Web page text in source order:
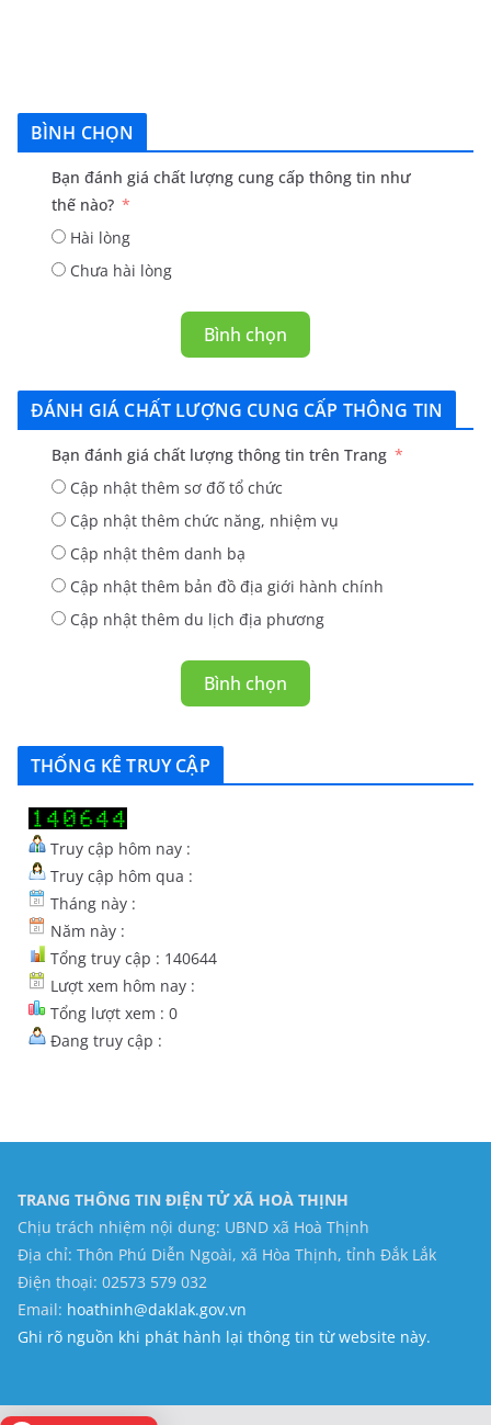
BÌNH CHỌN
Bạn đánh giá chất lượng cung cấp thông tin như
thế nào?
Hài lòng
Chưa hài lòng
Bình chọn
ĐÁNH GIÁ CHẤT LƯỢNG CUNG CẤP THÔNG TIN
Bạn đánh giá chất lượng thông tin trên Trang
Cập nhật thêm sơ đố tổ chức
Cập nhật thêm chức năng, nhiệm vụ
Cập nhật thêm danh bạ
Cập nhật thêm bản đồ địa giới hành chính
Cập nhật thêm du lịch địa phương
Bình chọn
THỐNG KÊ TRUY CẬP
Truy cập hôm nay :
Truy cập hôm qua :
Tháng này :
Năm này :
Tổng truy cập : 140644
Lượt xem hôm nay :
Tổng lượt xem : 0
Đang truy cập :
TRANG THÔNG TIN ĐIỆN TỬ XÃ HOÀ THỊNH
Chịu trách nhiệm nội dung: UBND xã Hoà Thịnh
Địa chỉ: Thôn Phú Diễn Ngoài, xã Hòa Thịnh, tỉnh Đắk Lắk
Điện thoại: 02573 579 032
Email: hoathinh@daklak.gov.vn
Ghi rõ nguồn khi phát hành lại thông tin từ website này.